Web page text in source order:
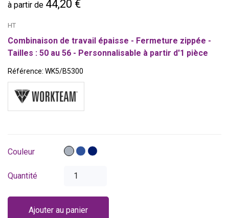
à partir de 44,20 €
HT
Combinaison de travail épaisse - Fermeture zippée -
Tailles : 50 au 56 - Personnalisable à partir d'1 pièce
Référence: WK5/B5300
Couleur GrisBleuBleu
Quantité
Ajouter au panier